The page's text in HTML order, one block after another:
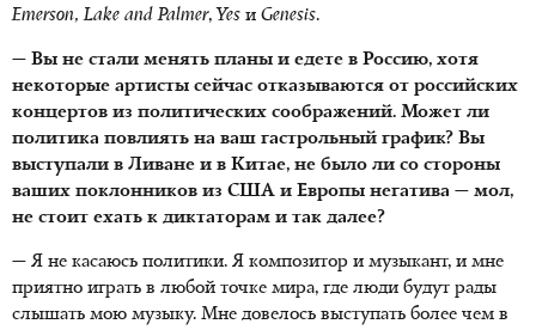
Emerson,Lake and Palmer, Yes и Genesis.
— Вы не стали менять планы и едете в Россию, хотя
некоторые артисты сейчас отказываются от российских
концертов из политических соображений. Может ли
политика повлиять на ваш гастрольный график? Вы
выступали в Ливане и в Китае, не было ли со стороны
ваших поклонников из США и Европы негатива — мол,
не стоит ехать к диктаторам и так далее?
— Я не касаюсь политики. Я композитор и музыкант, и мне
приятно играть в любой точке мира, где люди будут рады
слышать мою музыку. Мне довелось выступать более чем в